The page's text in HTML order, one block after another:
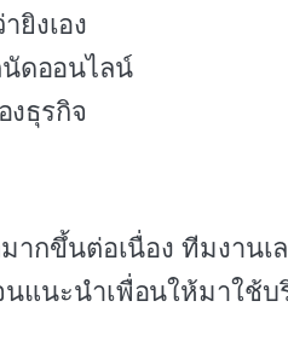
ยิงเอง
ดออนไลน์
งธุรกิจ
กขึ้นต่อเนื่อง ทีมงานเ
นะนำเพื่อนให้มาใช้บ